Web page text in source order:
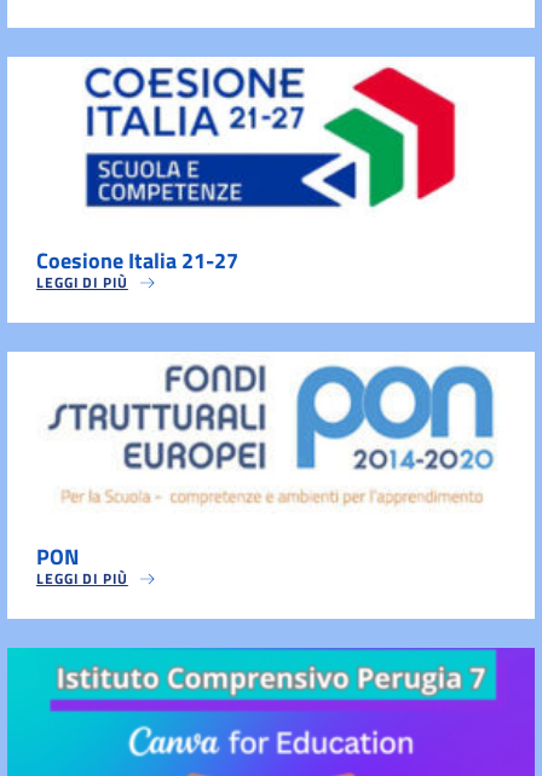
Coesione Italia 21-27
LEGGI DI PIÙ
PON
LEGGI DI PIÙ